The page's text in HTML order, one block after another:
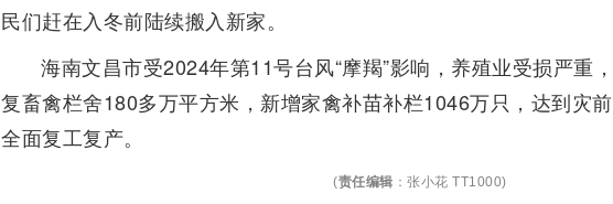
民们赶在入冬前陆续搬入新家。
海南文昌市受2024年第11号台风“摩羯”影响，养殖业受损严重
复畜禽栏舍180多万平方米，新增家禽补苗补栏1046万只，达到灾
全面复工复产。
(责任编辑 ：张小花 TT1000)